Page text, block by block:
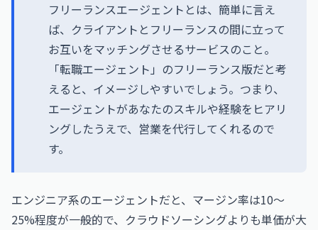
フリーランスエージェントとは、簡単に言え
ば、クライアントとフリーランスの間に立って
お互いをマッチングさせるサービスのこと。
「転職エージェント」のフリーランス版だと考
えると、イメージしやすいでしょう。つまり、
エージェントがあなたのスキルや経験をヒアリ
ングしたうえで、営業を代行してくれるので
す。
エンジニア系のエージェントだと、マージン率は10〜
25%程度が一般的で、クラウドソーシングよりも単価が大